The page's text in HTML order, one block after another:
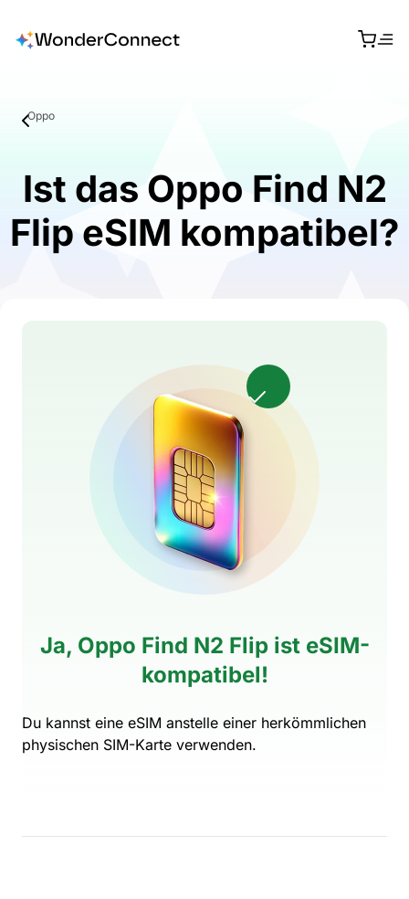
Oppo
Ist das Oppo Find N2
Flip eSIM kompatibel?
Ja, Oppo Find N2 Flip ist eSIM-
kompatibel!
Du kannst eine eSIM anstelle einer herkömmlichen
physischen SIM-Karte verwenden.